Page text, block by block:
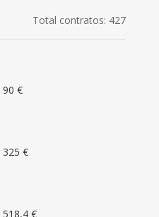
Total contratos: 427
90 €
325 €
518,4 €